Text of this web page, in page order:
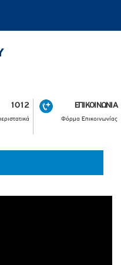
1012 ΕΠΙΚΟΙΝΩΝΙΑ
Φόρμα Επικοινωνίας